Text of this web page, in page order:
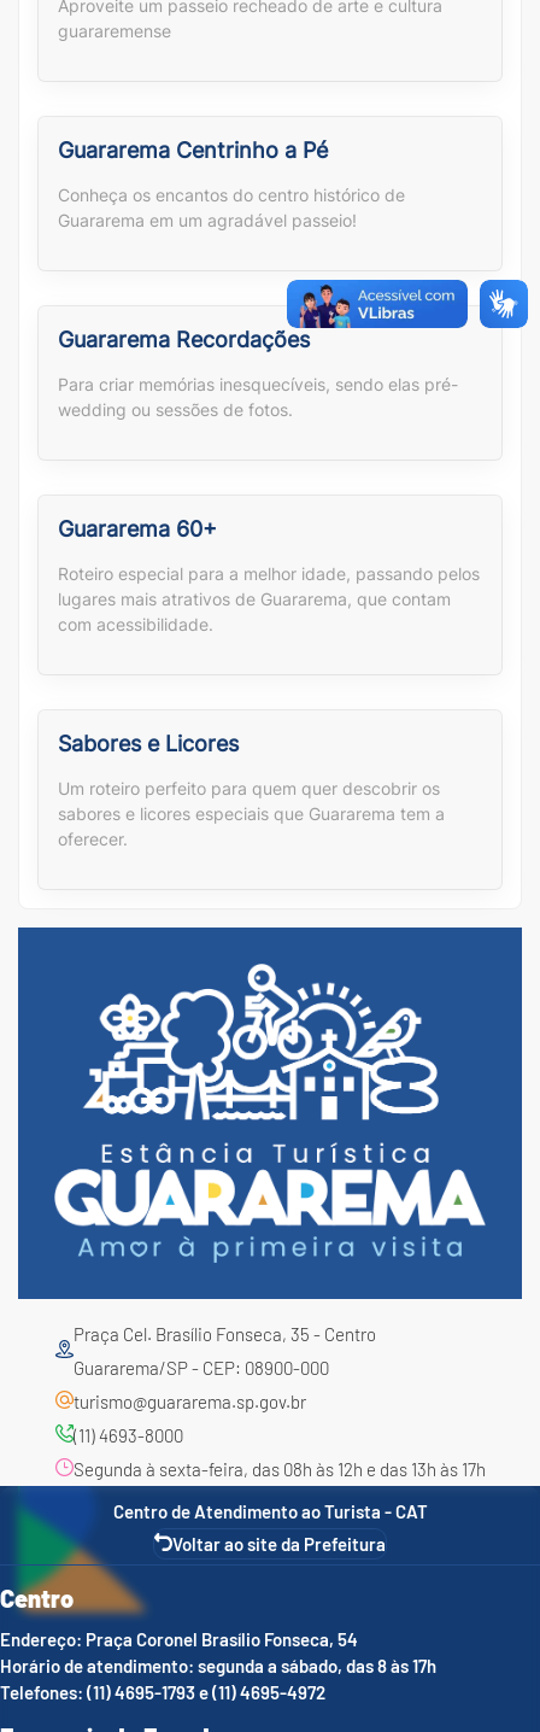
Aproveite um passeio recheado de arte e cultura
guararemense
Guararema Centrinho a Pé
Conheça os encantos do centro histórico de
Guararema em um agradável passeio!
Guararema Recordações
Para criar memórias inesquecíveis, sendo elas pré-
wedding ou sessões de fotos.
Guararema 60+
Roteiro especial para a melhor idade, passando pelos
lugares mais atrativos de Guararema, que contam
com acessibilidade.
Sabores e Licores
Um roteiro perfeito para quem quer descobrir os
sabores e licores especiais que Guararema tem a
oferecer.
Praça Cel. Brasílio Fonseca, 35 - Centro
Guararema/SP - CEP: 08900-000
turismo@guararema.sp.gov.br
(11) 4693-8000
Segunda à sexta-feira, das 08h às 12h e das 13h às 17h
Centro de Atendimento ao Turista - CAT
Voltar ao site da Prefeitura
Centro
Endereço: Praça Coronel Brasílio Fonseca, 54
Horário de atendimento: segunda a sábado, das 8 às 17h
Telefones: (11) 4695-1793 e (11) 4695-4972